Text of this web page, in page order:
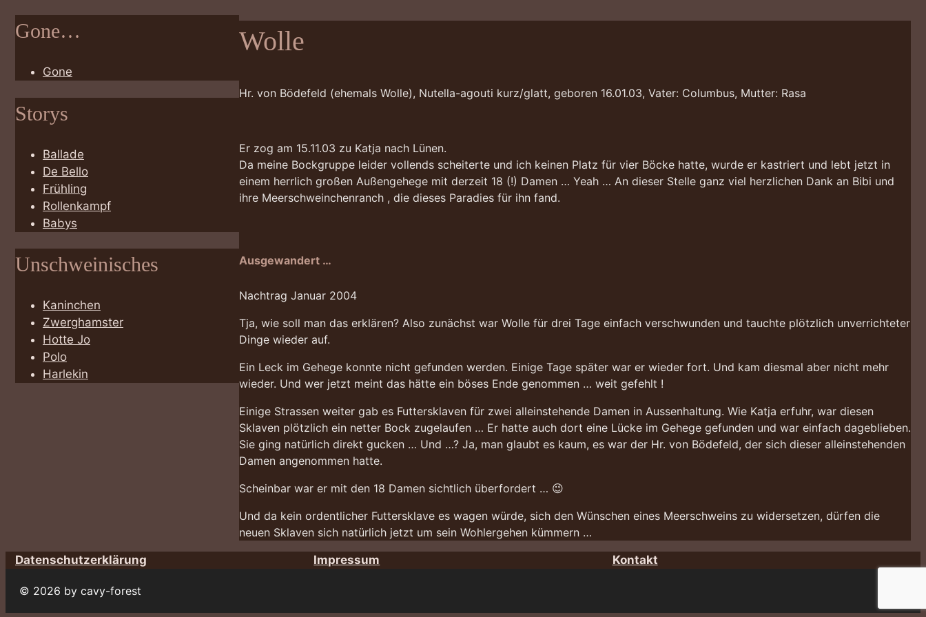
Wolle
Hr. von Bödefeld (ehemals Wolle), Nutella-agouti kurz/glatt, geboren 16.01.03, Vater: Columbus, Mutter: Rasa
Er zog am 15.11.03 zu Katja nach Lünen.
Da meine Bockgruppe leider vollends scheiterte und ich keinen Platz für vier Böcke hatte, wurde er kastriert und lebt jetzt in
einem herrlich großen Außengehege mit derzeit 18 (!) Damen … Yeah … An dieser Stelle ganz viel herzlichen Dank an Bibi und
ihre Meerschweinchenranch , die dieses Paradies für ihn fand.
Ausgewandert …
Nachtrag Januar 2004
Tja, wie soll man das erklären? Also zunächst war Wolle für drei Tage einfach verschwunden und tauchte plötzlich unverrichteter
Dinge wieder auf.
Ein Leck im Gehege konnte nicht gefunden werden. Einige Tage später war er wieder fort. Und kam diesmal aber nicht mehr
wieder. Und wer jetzt meint das hätte ein böses Ende genommen … weit gefehlt !
Einige Strassen weiter gab es Futtersklaven für zwei alleinstehende Damen in Aussenhaltung. Wie Katja erfuhr, war diesen
Sklaven plötzlich ein netter Bock zugelaufen … Er hatte auch dort eine Lücke im Gehege gefunden und war einfach dageblieben.
Sie ging natürlich direkt gucken … Und …? Ja, man glaubt es kaum, es war der Hr. von Bödefeld, der sich dieser alleinstehenden
Damen angenommen hatte.
Scheinbar war er mit den 18 Damen sichtlich überfordert … 😉
Und da kein ordentlicher Futtersklave es wagen würde, sich den Wünschen eines Meerschweins zu widersetzen, dürfen die
neuen Sklaven sich natürlich jetzt um sein Wohlergehen kümmern …
Gone…
Gone
Storys
Ballade
De Bello
Frühling
Rollenkampf
Babys
Unschweinisches
Kaninchen
Zwerghamster
Hotte Jo
Polo
Harlekin
Datenschutzerklärung Impressum Kontakt
© 2026 by cavy-forest